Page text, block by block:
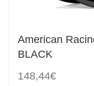
American
BLACK
148,44€